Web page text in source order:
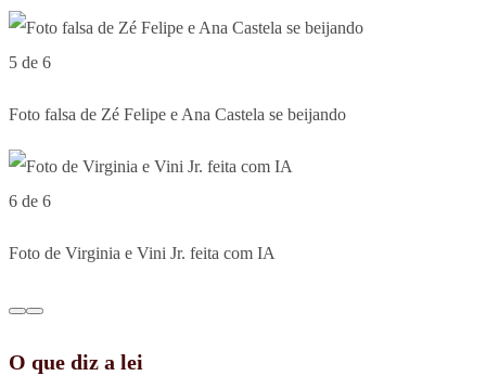
5 de 6
Foto falsa de Zé Felipe e Ana Castela se beijando
6 de 6
Foto de Virginia e Vini Jr. feita com IA
O que diz a lei